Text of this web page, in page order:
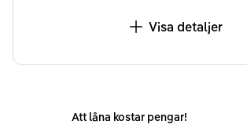
Visa detaljer
Att låna kostar pengar!